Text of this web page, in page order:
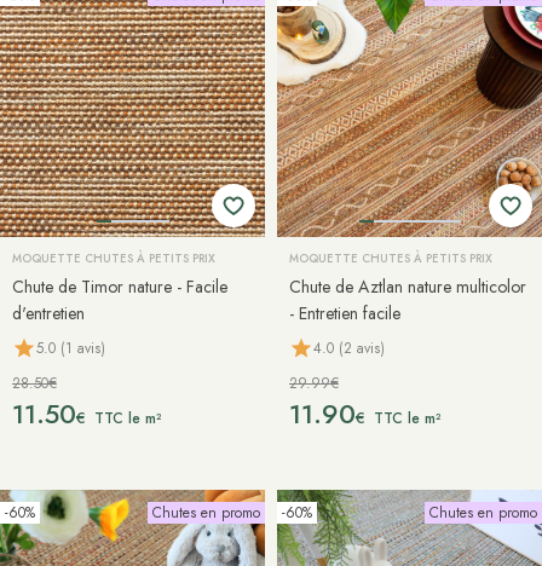
MOQUETTE CHUTES À PETITS PRIX
Chute de Timor nature - Facile
d'entretien
5.0 (1 avis)
28.50€
11.50€ TTC le m²
MOQUETTE CHUTES À PETITS PRIX
Chute de Aztlan nature multicolor
- Entretien facile
4.0 (2 avis)
29.99€
11.90€ TTC le m²
-60% Chutes en promo -60% Chutes en promo